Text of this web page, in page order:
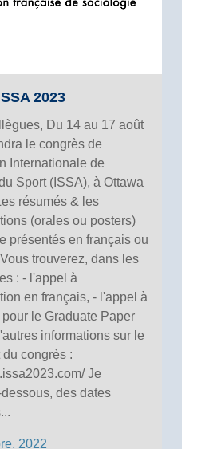
2023
Du 14 au 17 août
le congrès de
Internationale de
Sport (ISSA), à Ottawa
résumés & les
(orales ou posters)
présentés en français ou
trouverez, dans les
: - l'appel à
en français, - l'appel à
le Graduate Paper
informations sur le
congrès :
Je
des dates
2022